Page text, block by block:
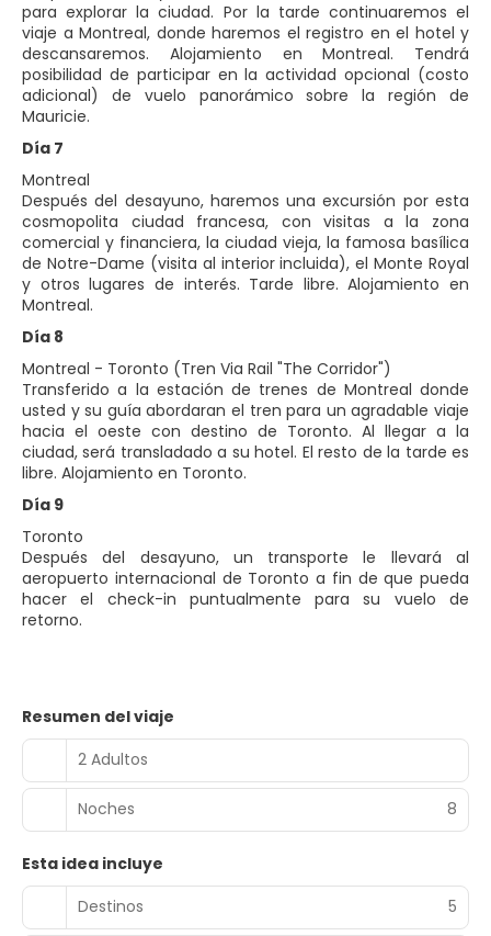
para explorar la ciudad. Por la tarde continuaremos el
viaje a Montreal, donde haremos el registro en el hotel y
descansaremos. Alojamiento en Montreal. Tendrá
posibilidad de participar en la actividad opcional (costo
adicional) de vuelo panorámico sobre la región de
Mauricie.
Día 7
Montreal
Después del desayuno, haremos una excursión por esta
cosmopolita ciudad francesa, con visitas a la zona
comercial y financiera, la ciudad vieja, la famosa basílica
de Notre-Dame (visita al interior incluida), el Monte Royal
y otros lugares de interés. Tarde libre. Alojamiento en
Montreal.
Día 8
Montreal - Toronto (Tren Via Rail "The Corridor")
Transferido a la estación de trenes de Montreal donde
usted y su guía abordaran el tren para un agradable viaje
hacia el oeste con destino de Toronto. Al llegar a la
ciudad, será transladado a su hotel. El resto de la tarde es
libre. Alojamiento en Toronto.
Día 9
Toronto
Después del desayuno, un transporte le llevará al
aeropuerto internacional de Toronto a fin de que pueda
hacer el check-in puntualmente para su vuelo de
retorno.
Resumen del viaje
2 Adultos
Noches 8
Esta idea incluye
Destinos
5